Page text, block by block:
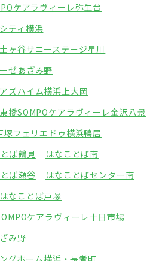
ケアラヴィーレ弥生台
ティ横浜
ヶ谷サニーステージ星川
ゼあざみ野
アズハイム横浜上大岡
橋SOMPOケアラヴィーレ金沢八景
塚フェリエドゥ横浜鴨居
ば鶴見
はなことば南
ば瀬谷
はなことばセンター南
はなことば戸塚
ケアラヴィーレ十日市場
み野
ホーム横浜・長者町